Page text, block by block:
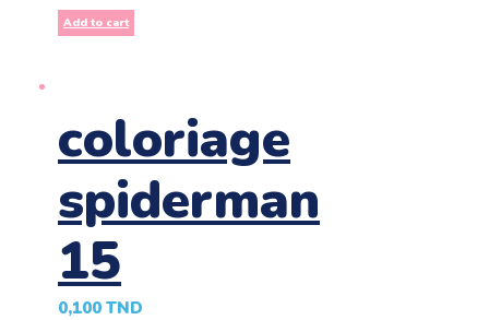
Add to cart
coloriage
spiderman
15
0,100 TND